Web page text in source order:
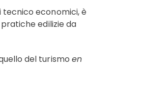
economici, è
edilizie da
del turismo en